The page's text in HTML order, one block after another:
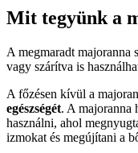
Mit tegyünk a
A megmaradt majoranna
vagy szárítva is
A főzésen kívül a
egészségét. A majoranna
használni, ahol
izmokat és megújítani a